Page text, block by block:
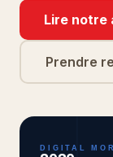
Lire notre
Prendre
DIGITAL